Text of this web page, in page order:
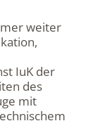
weiter
IuK der
des
mit